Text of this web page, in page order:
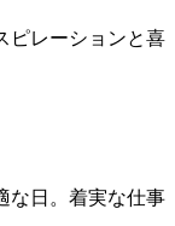
ピレーションと喜
な日。着実な仕事